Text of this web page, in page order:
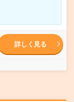
詳しく見る